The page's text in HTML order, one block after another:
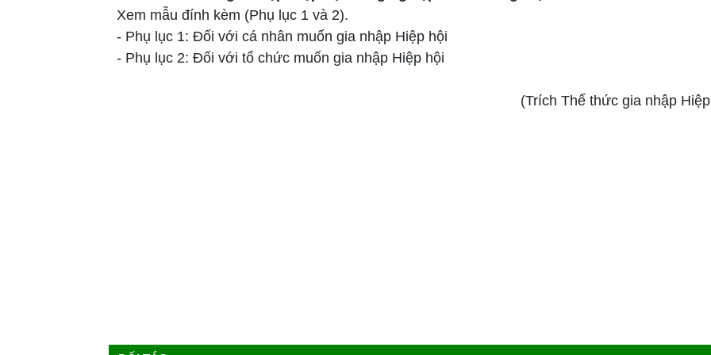
Xem mẫu đính kèm (Phụ lục 1 và 2).
- Phụ lục 1: Đối với cá nhân muốn gia nhập Hiệp hội
- Phụ lục 2: Đối với tổ chức muốn gia nhập Hiệp hội
(Trích Thể thức gia nhập